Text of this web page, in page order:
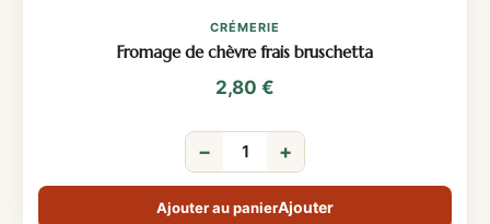
CRÉMERIE
Fromage de chèvre frais bruschetta
2,80 €
− +
Ajouter au panier